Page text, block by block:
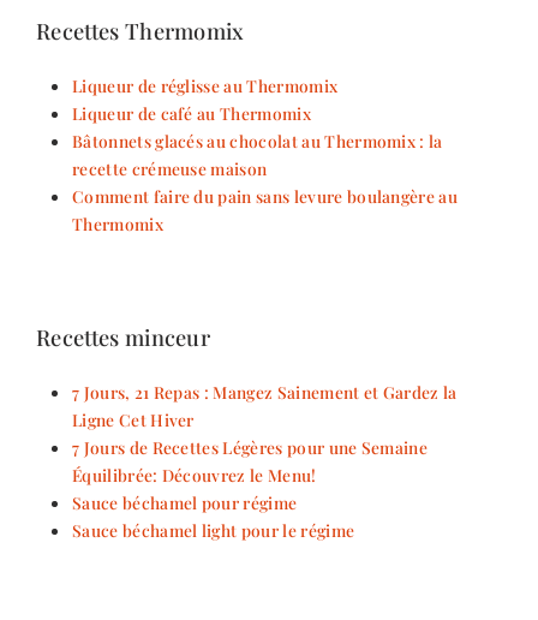
Recettes Thermomix
Liqueur de réglisse au Thermomix
Liqueur de café au Thermomix
Bâtonnets glacés au chocolat au Thermomix : la
recette crémeuse maison
Comment faire du pain sans levure boulangère au
Thermomix
Recettes minceur
7 Jours, 21 Repas : Mangez Sainement et Gardez la
Ligne Cet Hiver
7 Jours de Recettes Légères pour une Semaine
Équilibrée: Découvrez le Menu!
Sauce béchamel pour régime
Sauce béchamel light pour le régime